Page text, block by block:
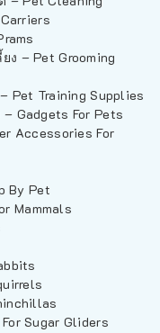
– Pet Grooming
Pet Training Supplies
Gadgets For Pets
Accessories For
By Pet
Mammals
Sugar Gliders